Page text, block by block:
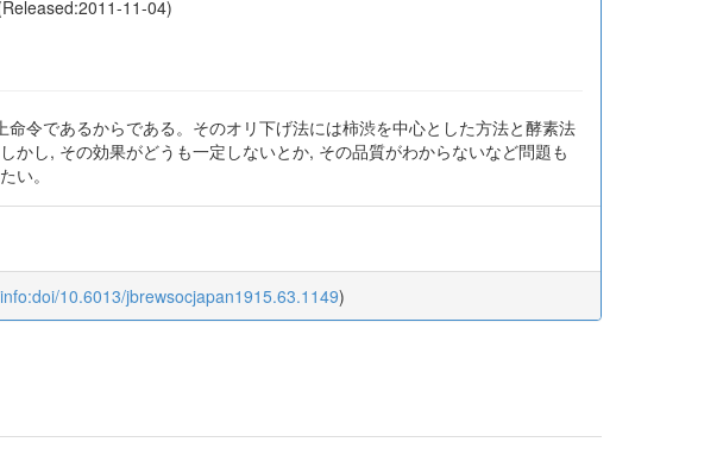
11-04)
令であるからである。そのオリ下げ法には柿渋を中心とした方法と酵素法
し, その効果がどうも一定しないとか, その品質がわからないなど問題も
い。
info:doi/10.6013/jbrewsocjapan1915.63.1149)